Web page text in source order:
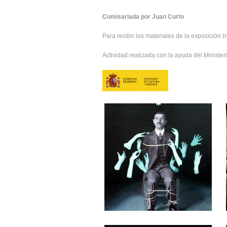
Comisariada por Juan Curto
Para recibir los materiales de la exposición
Actividad realizada con la ayuda del